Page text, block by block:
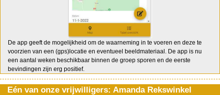
De app geeft de mogelijkheid om de waarneming in te voeren en deze te
voorzien van een (gps)locatie en eventueel beeldmateriaal. De app is nu
een aantal weken beschikbaar binnen de groep sporen en de eerste
bevindingen zijn erg positief.
Eén van onze vrijwilligers: Amanda Rekswinkel